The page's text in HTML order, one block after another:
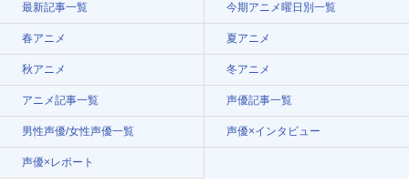
最新記事一覧 今期アニメ曜日別一覧
春アニメ 夏アニメ
秋アニメ 冬アニメ
アニメ記事一覧 声優記事一覧
男性声優/女性声優一覧 声優×インタビュー
声優×レポート